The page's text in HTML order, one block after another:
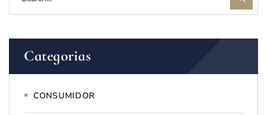
Categorias
CONSUMIDOR